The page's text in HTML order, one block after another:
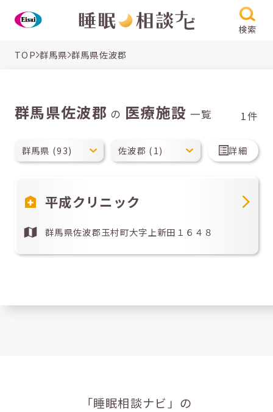
検索
TOP 群馬県 群馬県佐波郡
群馬県佐波郡 の 医療施設 一覧 1件
詳細
平成クリニック
群馬県佐波郡玉村町大字上新田１６４８
「睡眠相談ナビ」の